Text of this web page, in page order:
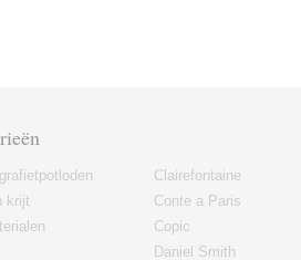
krijt
Clairefontaine
Conte a Paris
Copic
Daniel Smith